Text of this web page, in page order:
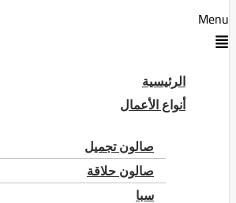
Menu
الرئيسية
أنواع الأعمال
صالون تجميل
صالون حلاقة
سبا